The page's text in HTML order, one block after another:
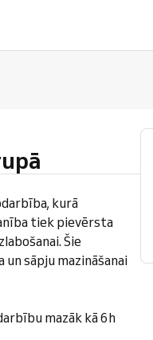
kurā
tiek pievērsta
Šie
sāpju mazināšanai
mazāk kā 6h